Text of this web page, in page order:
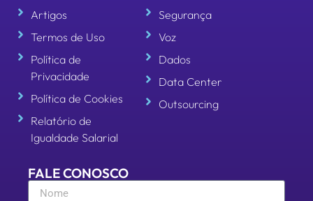
Artigos
Termos de Uso
Política de
Privacidade
Política de Cookies
Relatório de
Igualdade Salarial
Segurança
Voz
Dados
Data Center
Outsourcing
FALE CONOSCO